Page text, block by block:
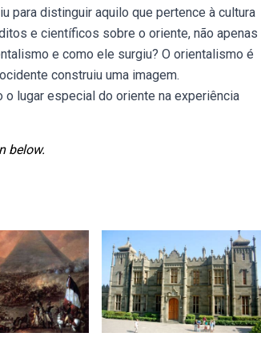
para distinguir aquilo que pertence à cultura
e científicos sobre o oriente, não apenas
e como ele surgiu? O orientalismo é
construiu uma imagem.
lugar especial do oriente na experiência
below.